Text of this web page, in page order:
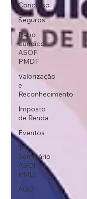
Concurso
Seguros
Papo
Jurídico
ASOF
PMDF
Valorização
e
Reconhecimento
Imposto
de Renda
Eventos
1º
Seminário
ASOF
PMDF
AGO